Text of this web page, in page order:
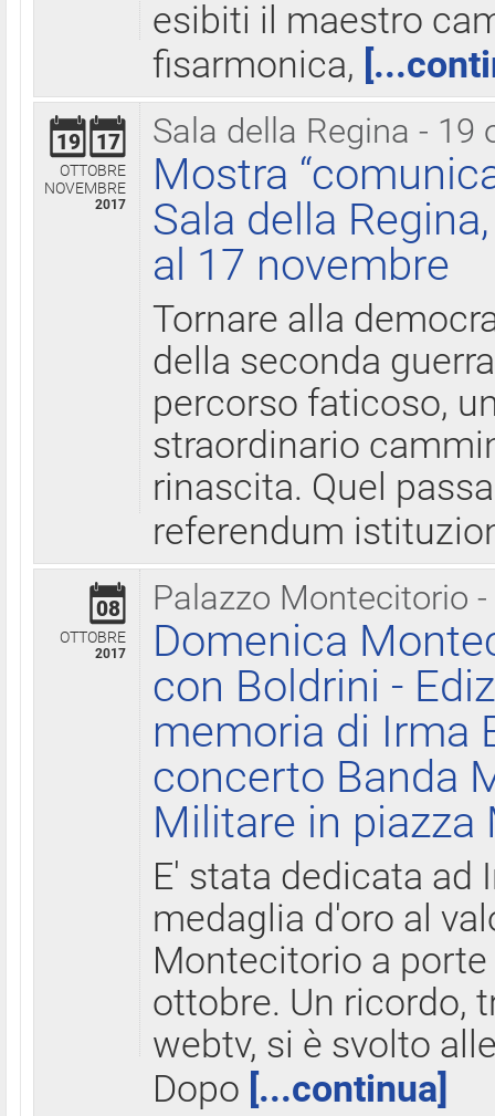
esibiti il maestro
fisarmonica,
Sala della Regina - 19
19 17
OTTOBRE
NOVEMBRE
2017
Mostra
Sala della
al 17 novembre
Tornare alla
della seconda
percorso faticoso,
straordinario
rinascita. Quel
referendum
Palazzo Montecitorio
08
OTTOBRE
2017
Domenica
con Boldrini -
memoria di Irma
concerto Banda
Militare in
E' stata dedicata ad
medaglia d'oro al
Montecitorio a
ottobre. Un ricordo,
webtv, si è svolto
Dopo [...continua]